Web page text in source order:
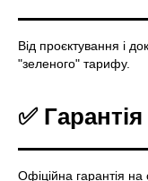
Від проєктування і
"зеленого" тарифу.
✅
Офіційна гарантія